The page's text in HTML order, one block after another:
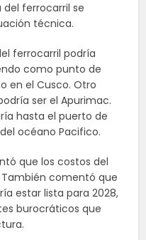
ferrocarril se
técnica.
ferrocarril podría
como punto de
en el Cusco. Otro
ser el Apurimac.
hasta el puerto de
océano Pacifico.
que los costos del
comentó que
estar lista para 2028,
burocráticos que